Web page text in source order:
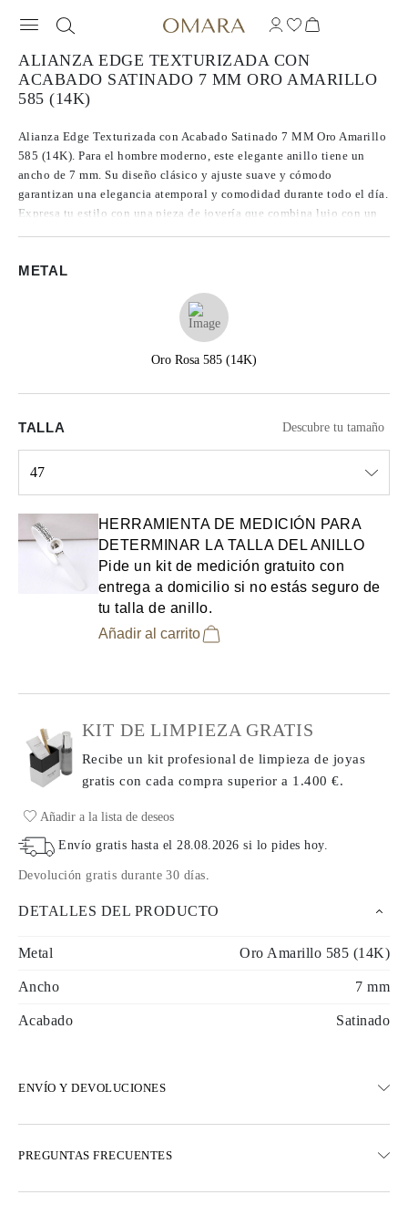
ALIANZA EDGE TEXTURIZADA CON
ACABADO SATINADO 7 MM ORO AMARILLO
585 (14K)
Alianza Edge Texturizada con Acabado Satinado 7 MM Oro Amarillo
585 (14K). Para el hombre moderno, este elegante anillo tiene un
ancho de 7 mm. Su diseño clásico y ajuste suave y cómodo
garantizan una elegancia atemporal y comodidad durante todo el día.
Expresa tu estilo con una pieza de joyería que combina lujo con un
METAL
Oro Rosa 585 (14K)
TALLA Descubre tu tamaño
47
HERRAMIENTA DE MEDICIÓN PARA
DETERMINAR LA TALLA DEL ANILLO
Pide un kit de medición gratuito con
entrega a domicilio si no estás seguro de
tu talla de anillo.
Añadir al carrito
KIT DE LIMPIEZA GRATIS
Recibe un kit profesional de limpieza de joyas
gratis con cada comprasuperior a 1.400 €.
Añadir a la lista de deseos
Envío gratis hasta el28.08.2026 si lo pides hoy.
Devolución gratis durante 30 días.
DETALLES DEL PRODUCTO
Metal Oro Amarillo 585 (14K)
Ancho 7 mm
Acabado Satinado
ENVÍO Y DEVOLUCIONES
Opciones de entrega exprés también están disponibles
PREGUNTAS FRECUENTES